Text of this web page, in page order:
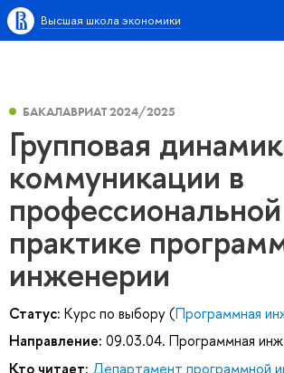
Высшая школа экономики
БАКАЛАВРИАТ 2024/2025
Групповая
коммуникации в
профессиональной
практике
инженерии
Статус: Курс по выбору (Программная
Направление: 09.03.04. Программная
Кто читает: Департамент программной